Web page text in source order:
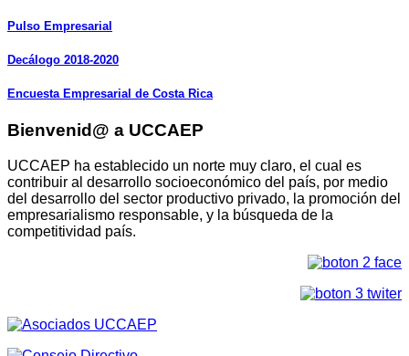
Pulso Empresarial
Decálogo 2018-2020
Encuesta Empresarial de Costa Rica
Bienvenid@ a UCCAEP
UCCAEP ha establecido un norte muy claro, el cual es
contribuir al desarrollo socioeconómico del país, por medio
del desarrollo del sector productivo privado, la promoción del
empresarialismo responsable, y la búsqueda de la
competitividad país.